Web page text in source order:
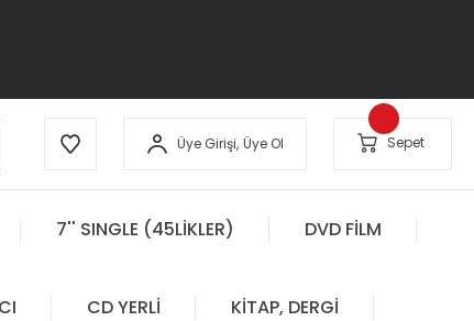
Üye Girişi, Üye Ol Sepet
7'' SINGLE (45LİKLER) DVD FİLM
CD YERLİ KİTAP, DERGİ